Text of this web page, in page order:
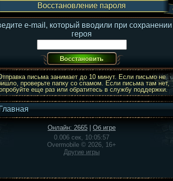
Восстановление пароля
e-mail, который вводили при сохранении
героя
письма занимает до 10 минут. Если письмо не
проверьте папку со спамом. Если письма там нет,
еще раз или обратитесь в службу поддержки.
Онлайн: 2665
Об игре
0.006 сек, 10:05:57
Overmobile © 2026, 16+
Другие игры